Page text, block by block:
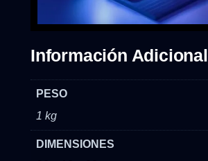
Información Adicional
PESO
1 kg
DIMENSIONES